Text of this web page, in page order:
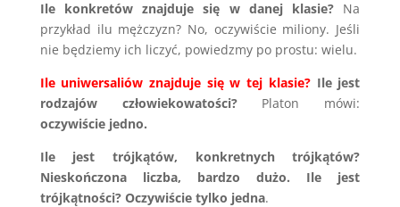
Ile konkretów znajduje się w danej klasie? Na
przykład ilu mężczyzn? No, oczywiście miliony. Jeśli
nie będziemy ich liczyć, powiedzmy po prostu: wielu.
Ile uniwersaliów znajduje się w tej klasie?Ile jest
rodzajów człowiekowatości? Platon mówi:
oczywiście jedno.
Ile jest trójkątów, konkretnych trójkątów?
Nieskończona liczba, bardzo dużo. Ile jest
trójkątności? Oczywiście tylko jedna.